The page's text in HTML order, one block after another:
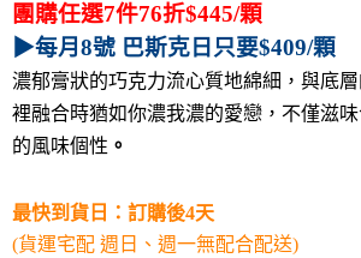
團購任選7件76折$445/顆
▶每月8號 巴斯克日只要$409/顆
濃郁膏狀的巧克力流心質地綿細，與底
裡融合時猶如你濃我濃的愛戀，不僅滋
的風味個性 。
最快到貨日： 訂購後4天
(貨運宅配 週日、週一無配合配送)